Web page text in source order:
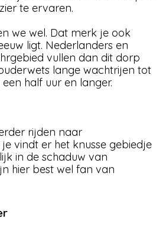
te ervaren.
we wel. Dat merk je ook
ligt. Nederlanders en
vullen dan dit dorp
lange wachtrijen tot
half uur en langer.
rijden naar
vindt er het knusse gebiedje
in de schaduw van
hier best wel fan van